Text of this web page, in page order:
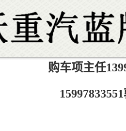
购车项主任